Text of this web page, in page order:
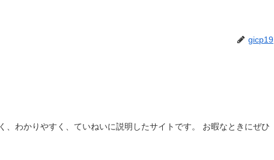
gicp19
、わかりやすく、ていねいに説明したサイトです。 お暇なときにぜひ